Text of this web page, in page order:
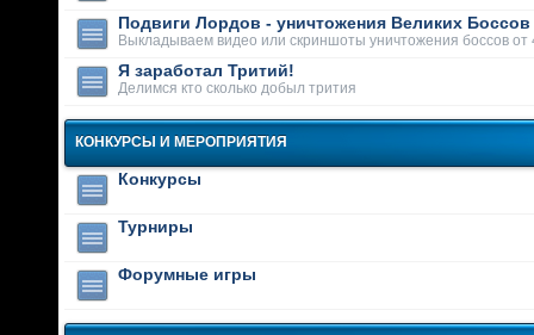
Подвиги Лордов - уничтожения Великих Боссов
Выкладываем видео или скриншоты уничтожения боссов от
Я заработал Тритий!
Делимся кто сколько добыл трития
КОНКУРСЫ И МЕРОПРИЯТИЯ
Конкурсы
Турниры
Форумные игры